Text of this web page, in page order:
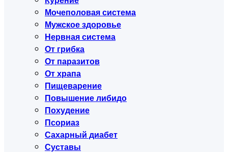
Мочеполовая система
Мужское здоровье
Нервная система
От грибка
От паразитов
От храпа
Пищеварение
Повышение либидо
Похудение
Псориаз
Сахарный диабет
Суставы